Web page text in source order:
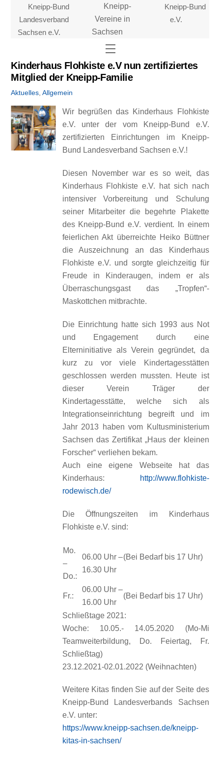
content
Kneipp-Bund
Landesverband
Sachsen e.V.
Kneipp-
Vereine in
Sachsen
Kneipp-Bund
e.V.
Menu
Kinderhaus Flohkiste e.V nun zertifiziertes
Mitglied der Kneipp-Familie
Aktuelles ,Allgemein
Wir begrüßen das Kinderhaus Flohkiste
e.V. unter der vom Kneipp-Bund e.V.
zertifizierten Einrichtungen im Kneipp-
Bund Landesverband Sachsen e.V.!
Diesen November war es so weit, das
Kinderhaus Flohkiste e.V. hat sich nach
intensiver Vorbereitung und Schulung
seiner Mitarbeiter die begehrte Plakette
des Kneipp-Bund e.V. verdient. In einem
feierlichen Akt überreichte Heiko Büttner
die Auszeichnung an das Kinderhaus
Flohkiste e.V. und sorgte gleichzeitig für
Freude in Kinderaugen, indem er als
Überraschungsgast das „Tropfen“-
Maskottchen mitbrachte.
Die Einrichtung hatte sich 1993 aus Not
und Engagement durch eine
Elterninitiative als Verein gegründet, da
kurz zu vor viele Kindertagesstätten
geschlossen werden mussten. Heute ist
dieser Verein Träger der
Kindertagesstätte, welche sich als
Integrationseinrichtung begreift und im
Jahr 2013 haben vom Kultusministerium
Sachsen das Zertifikat „Haus der kleinen
Forscher“ verliehen bekam.
Auch eine eigene Webseite hat das
Kinderhaus:
http://www.flohkiste-
rodewisch.de/
Die Öffnungszeiten im Kinderhaus
Flohkiste e.V. sind:
Mo.
–
Do.:
06.00 Uhr –
16.30 Uhr
(Bei Bedarf bis 17 Uhr)
Fr.:
06.00 Uhr –
16.00 Uhr
(Bei Bedarf bis 17 Uhr)
Schließtage 2021:
Woche: 10.05.- 14.05.2020 (Mo-Mi
Teamweiterbildung, Do. Feiertag, Fr.
Schließtag)
23.12.2021-02.01.2022 (Weihnachten)
Weitere Kitas finden Sie auf der Seite des
Kneipp-Bund Landesverbands Sachsen
e.V. unter:
https://www.kneipp-sachsen.de/kneipp-
kitas-in-sachsen/